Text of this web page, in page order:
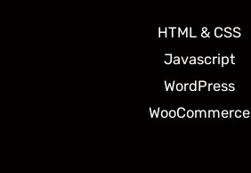
HTML & CSS
Javascript
WordPress
WooCommerce